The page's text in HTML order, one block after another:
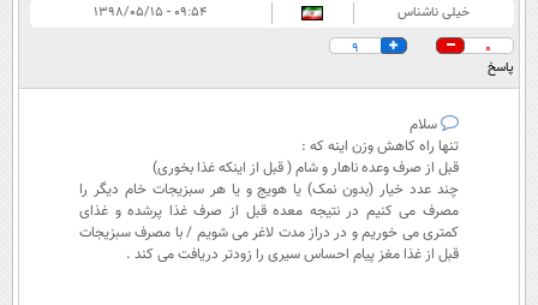
خیلی ناشناس
۰۹:۵۴ - ۱۳۹۸/۰۵/۱۵
0
9
پاسخ
سلام
تنها راه کاهش وزن اینه که :
قبل از صرف وعده ناهار و شام ( قبل از اینکه غذا بخوری)
چند عدد خیار (بدون نمک) یا هویج و یا هر سبزیجات خام دیگر را
مصرف می کنیم در نتیجه معده قبل از صرف غذا پرشده و غذای
کمتری می خوریم و در دراز مدت لاغر می شویم / با مصرف سبزیجات
قبل از غذا مغز پیام احساس سیری را زودتر دریافت می کند .